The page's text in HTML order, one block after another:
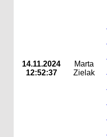
14.11.2024
12:52:37
Marta
Zielak